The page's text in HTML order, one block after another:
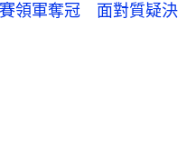
領軍奪冠 面對質疑決